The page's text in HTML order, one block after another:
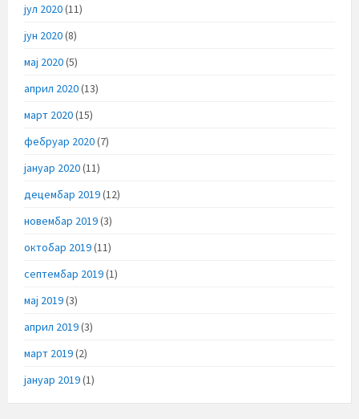
јул 2020(11)
јун 2020(8)
мај 2020(5)
април 2020(13)
март 2020(15)
фебруар 2020(7)
јануар 2020(11)
децембар 2019(12)
новембар 2019(3)
октобар 2019(11)
септембар 2019(1)
мај 2019(3)
април 2019(3)
март 2019(2)
јануар 2019(1)